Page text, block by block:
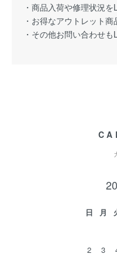
・商品入荷や修理状況
・お得なアウトレット
・その他お問い合わせも
日 月
2
3